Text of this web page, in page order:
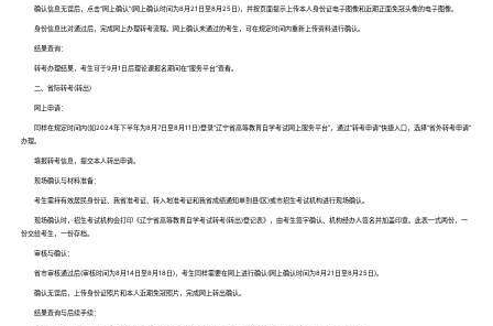
确认信息无误后，点击“网上确认”(网上确认时间为8月21日至8月25日)，并按页面提示上传本人身份证电子图像和近期正面免冠头像的电子图像。
身份信息比对通过后，完成网上办理转考流程。网上确认未通过的考生，可在规定时间内重新上传资料进行确认。
结果查询：
转考办理结果，考生可于9月1日后理论课报名期间在“服务平台”查看。
二、省际转考(转出)
网上申请：
同样在规定时间内(如2024年下半年为8月7日至8月11日)登录“辽宁省高等教育自学考试网上服务平台”，通过“转考申请”快捷入口，选择“省外转考申请”
办理。
填报转考信息，提交本人转出申请。
现场确认与材料准备：
考生需持有效居民身份证、我省准考证、转入地准考证和我省成绩通知单到县(区)或市招生考试机构进行现场确认。
现场确认时，招生考试机构会打印《辽宁省高等教育自学考试转考(转出)登记表》，由考生签字确认、机构经办人签名并加盖印章。此表一式两份，一
份交给考生，一份存档。
审核与确认：
省市审核通过后(审核时间为8月14日至8月18日)，考生同样需要在网上进行确认(网上确认时间为8月21日至8月25日)。
确认无误后，上传身份证照片和本人近期免冠照片，完成网上转出确认。
结果查询与后续手续：